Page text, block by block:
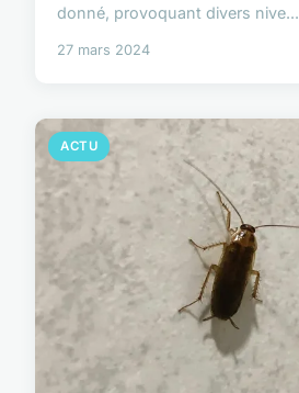
donné, provoquant divers nive...
27 mars 2024
ACTU